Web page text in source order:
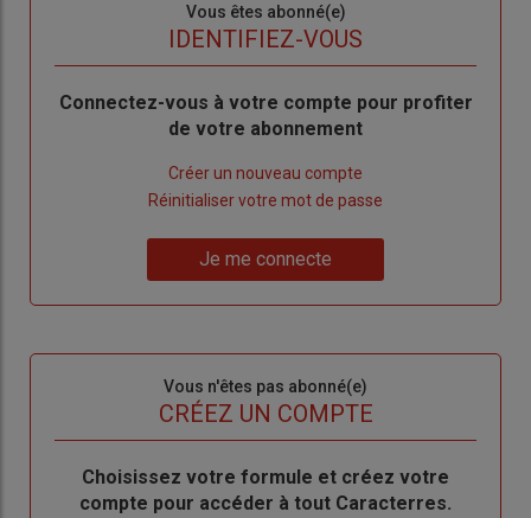
Vous êtes abonné(e)
IDENTIFIEZ-VOUS
Body
Connectez-vous à votre compte pour profiter
de votre abonnement
Créer un nouveau compte
de
Réinitialiser votre mot de passe
me
Je me connecte
Vous n'êtes pas abonné(e)
CRÉEZ UN COMPTE
BodyChoisissez votre formule et créez votre
compte pour accéder à tout Caracterres.